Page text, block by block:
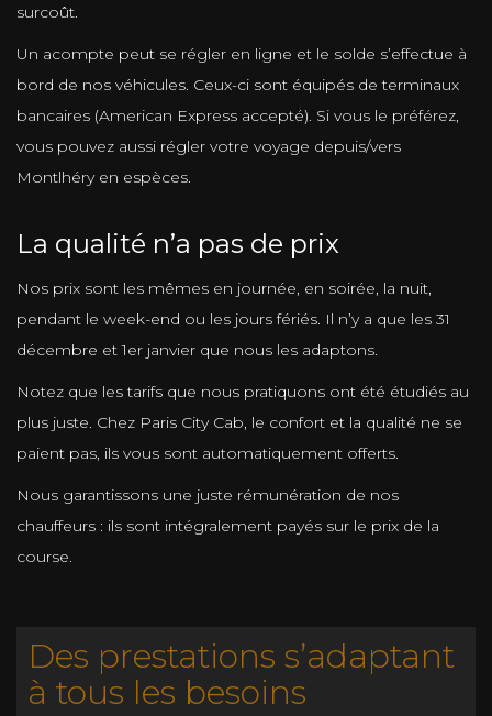
surcoût.
Un acompte peut se régler en ligne et le solde s’effectue à
bord de nos véhicules. Ceux-ci sont équipés de terminaux
bancaires (American Express accepté). Si vous le préférez,
vous pouvez aussi régler votre voyage depuis/vers
Montlhéry en espèces.
La qualité n’a pas de prix
Nos prix sont les mêmes en journée, en soirée, la nuit,
pendant le week-end ou les jours fériés. Il n’y a que les 31
décembre et 1er janvier que nous les adaptons.
Notez que les tarifs que nous pratiquons ont été étudiés au
plus juste. Chez Paris City Cab, le confort et la qualité ne se
paient pas, ils vous sont automatiquement offerts.
Nous garantissons une juste rémunération de nos
chauffeurs : ils sont intégralement payés sur le prix de la
course.
Des prestations s’adaptant
à tous les besoins